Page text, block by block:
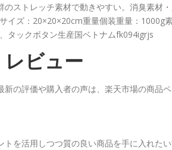
ストレッチ素材で動きやすい。消臭素材
イズ：20×20×20cm重量個装重量：1000g
タックボタン生産国ベトナムfk094igrjs
レビュー
の評価や購入者の声は、楽天市場の商品ペ
を活用しつつ質の良い商品を手に入れた